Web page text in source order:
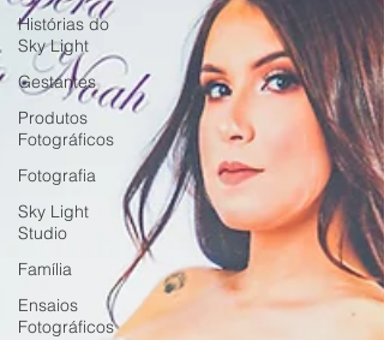
Histórias do
Sky Light
Gestantes
Produtos
Fotográficos
Fotografia
Sky Light
Studio
Família
Ensaios
Fotográficos